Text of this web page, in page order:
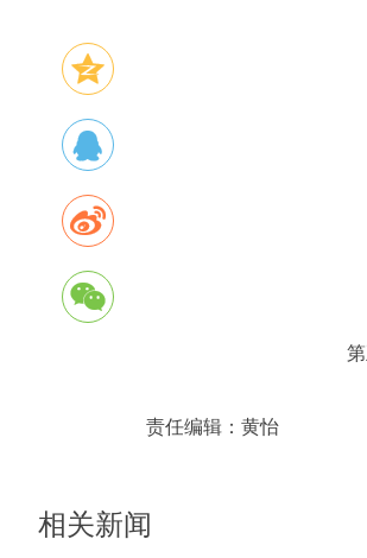
责任编辑： 黄怡
相关新闻